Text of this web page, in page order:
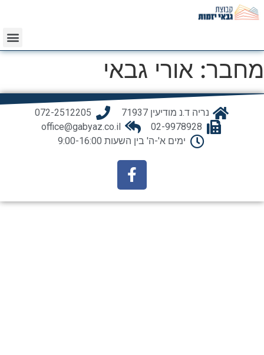
מחבר: אורי גבאי
נריה ד.נ מודיעין 71937
072-2512205
02-9978928
office@gabyaz.co.il
ימים א'-ה' בין השעות 9:00-16:00